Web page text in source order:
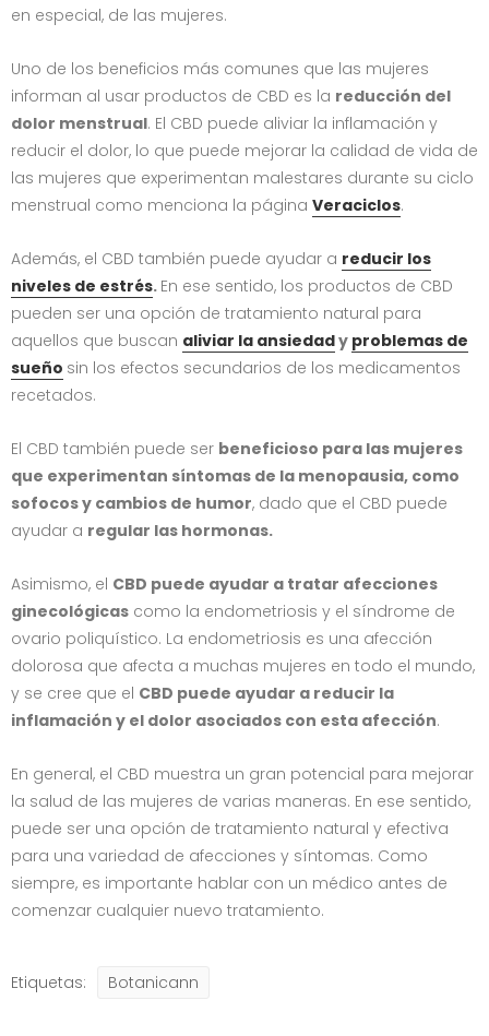
en especial, de las mujeres.
Uno de los beneficios más comunes que las mujeres
informan al usar productos de CBD es la reducción del
dolor menstrual. El CBD puede aliviar la inflamación y
reducir el dolor, lo que puede mejorar la calidad de vida de
las mujeres que experimentan malestares durante su ciclo
menstrual como menciona la página Veraciclos.
Además, el CBD también puede ayudar a reducir los
niveles de estrés. En ese sentido, los productos de CBD
pueden ser una opción de tratamiento natural para
aquellos que buscan aliviar la ansiedady problemas de
sueño sin los efectos secundarios de los medicamentos
recetados.
El CBD también puede ser beneficioso para las mujeres
que experimentan síntomas de la menopausia, como
sofocos y cambios de humor, dado que el CBD puede
ayudar a regular las hormonas.
Asimismo, el CBD puede ayudar a tratar afecciones
ginecológicas como la endometriosis y el síndrome de
ovario poliquístico. La endometriosis es una afección
dolorosa que afecta a muchas mujeres en todo el mundo,
y se cree que el CBD puede ayudar a reducir la
inflamación y el dolor asociados con esta afección.
En general, el CBD muestra un gran potencial para mejorar
la salud de las mujeres de varias maneras. En ese sentido,
puede ser una opción de tratamiento natural y efectiva
para una variedad de afecciones y síntomas. Como
siempre, es importante hablar con un médico antes de
comenzar cualquier nuevo tratamiento.
Etiquetas: Botanicann